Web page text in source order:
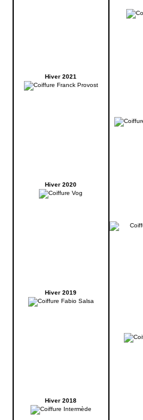
Hiver 2021
Hiver 2020
Hiver 2019
Hiver 2018